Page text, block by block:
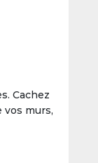
Cachez
murs,